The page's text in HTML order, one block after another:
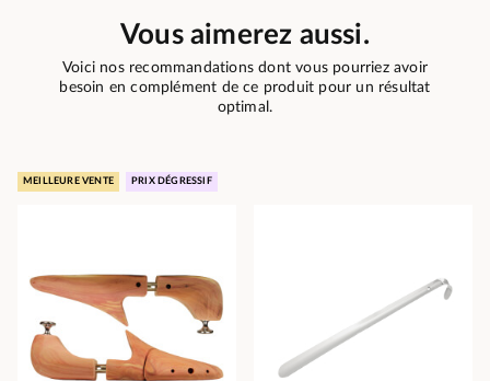
Vous aimerez aussi.
Voici nos recommandations dont vous pourriez avoir
besoin en complément de ce produit pour un résultat
optimal.
MEILLEURE VENTE PRIX DÉGRESSIF